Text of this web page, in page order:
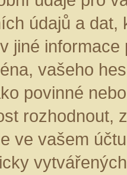
údajů a
jiné informace
vašeho
povinné
rozhodnout,
ve vašem